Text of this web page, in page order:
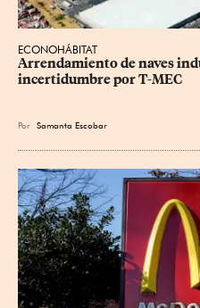
ECONOHÁBITAT
Arrendamiento de naves
incertidumbre por T-MEC
Por Samanta Escobar